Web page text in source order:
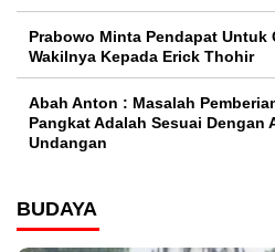
Prabowo Minta Pendapat Untuk
Wakilnya Kepada Erick Thohir
Abah Anton : Masalah
Pangkat Adalah Sesuai Dengan
Undangan
BUDAYA